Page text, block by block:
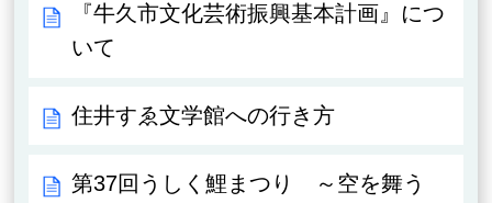
『牛久市文化芸術振興基本計画』につ
いて
住井すゑ文学館への行き方
第37回うしく鯉まつり ～空を舞う